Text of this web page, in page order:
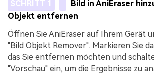
SCHRITT 1
Bild in AniEraser
Objekt entfernen
Öffnen Sie AniEraser auf Ihrem Gerät
"Bild Objekt Remover". Markieren Sie
das Sie entfernen möchten und
"Vorschau" ein, um die Ergebnisse zu